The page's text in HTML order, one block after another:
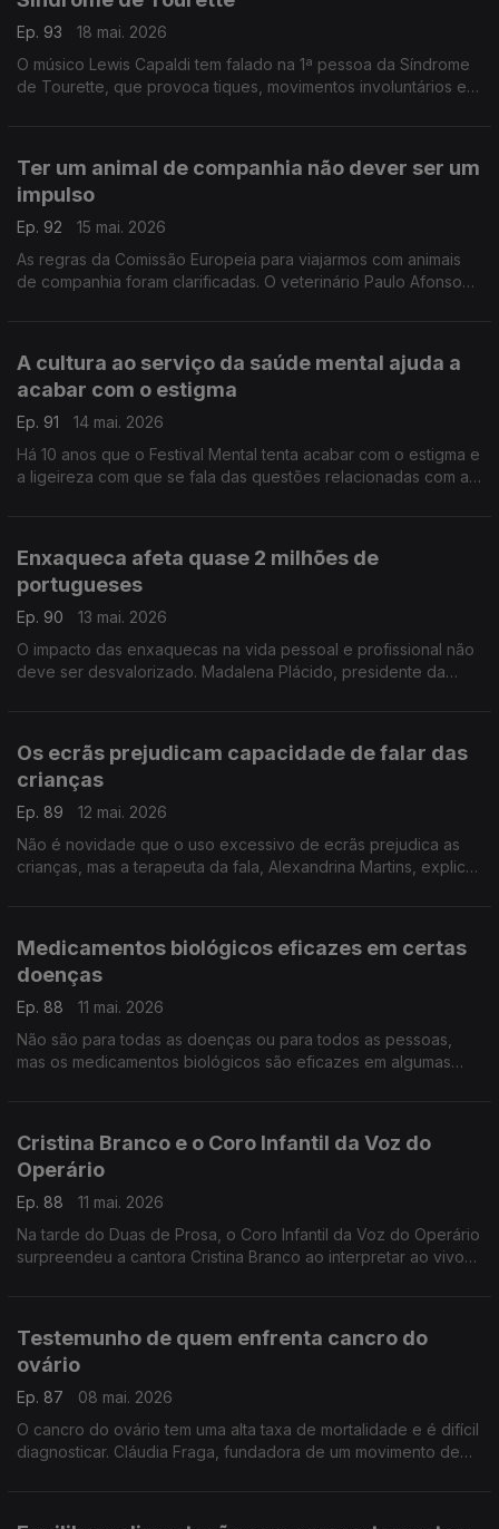
Ep. 93
18 mai. 2026
O músico Lewis Capaldi tem falado na 1ª pessoa da Síndrome
de Tourette, que provoca tiques, movimentos involuntários e
Ter um animal de companhia não dever ser um
impulso
Ep. 92
15 mai. 2026
As regras da Comissão Europeia para viajarmos com animais
de companhia foram clarificadas. O veterinário Paulo Afonso
A cultura ao serviço da saúde mental ajuda a
acabar com o estigma
Ep. 91
14 mai. 2026
Há 10 anos que o Festival Mental tenta acabar com o estigma e
a ligeireza com que se fala das questões relacionadas com a
Enxaqueca afeta quase 2 milhões de
portugueses
Ep. 90
13 mai. 2026
O impacto das enxaquecas na vida pessoal e profissional não
deve ser desvalorizado. Madalena Plácido, presidente da
Os ecrãs prejudicam capacidade de falar das
crianças
Ep. 89
12 mai. 2026
Não é novidade que o uso excessivo de ecrãs prejudica as
crianças, mas a terapeuta da fala, Alexandrina Martins, explica
Medicamentos biológicos eficazes em certas
doenças
Ep. 88
11 mai. 2026
Não são para todas as doenças ou para todos as pessoas,
mas os medicamentos biológicos são eficazes em algumas
Cristina Branco e o Coro Infantil da Voz do
Operário
Ep. 88
11 mai. 2026
Na tarde do Duas de Prosa, o Coro Infantil da Voz do Operário
surpreendeu a cantora Cristina Branco ao interpretar ao vivo
Testemunho de quem enfrenta cancro do
ovário
Ep. 87
08 mai. 2026
O cancro do ovário tem uma alta taxa de mortalidade e é difícil
diagnosticar. Cláudia Fraga, fundadora de um movimento de